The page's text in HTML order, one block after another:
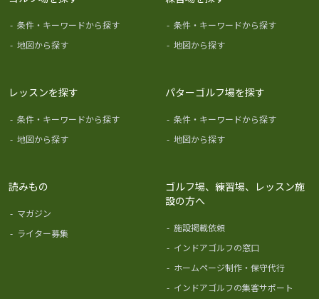
- 条件・キーワードから探す
- 地図から探す
- 条件・キーワードから探す
- 地図から探す
レッスンを探す
- 条件・キーワードから探す
- 地図から探す
パターゴルフ場を探す
- 条件・キーワードから探す
- 地図から探す
読みもの
- マガジン
- ライター募集
ゴルフ場、練習場、レッスン施
設の方へ
- 施設掲載依頼
- インドアゴルフの窓口
- ホームページ制作・保守代行
- インドアゴルフの集客サポート